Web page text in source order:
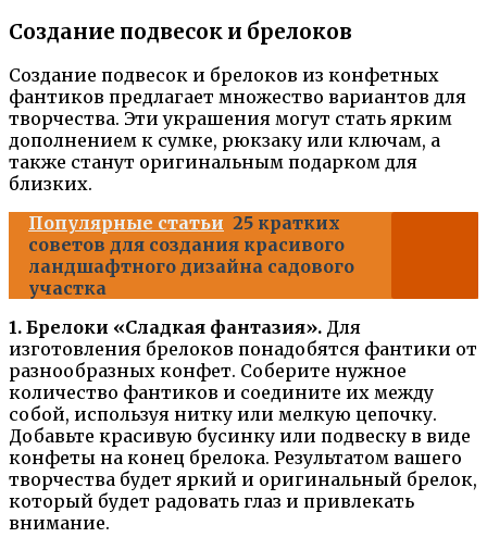
Создание подвесок и брелоков
Создание подвесок и брелоков из конфетных
фантиков предлагает множество вариантов для
творчества. Эти украшения могут стать ярким
дополнением к сумке, рюкзаку или ключам, а
также станут оригинальным подарком для
близких.
Популярные статьи 25 кратких
советов для создания красивого
ландшафтного дизайна садового
участка
1. Брелоки «Сладкая фантазия». Для
изготовления брелоков понадобятся фантики от
разнообразных конфет. Соберите нужное
количество фантиков и соедините их между
собой, используя нитку или мелкую цепочку.
Добавьте красивую бусинку или подвеску в виде
конфеты на конец брелока. Результатом вашего
творчества будет яркий и оригинальный брелок,
который будет радовать глаз и привлекать
внимание.